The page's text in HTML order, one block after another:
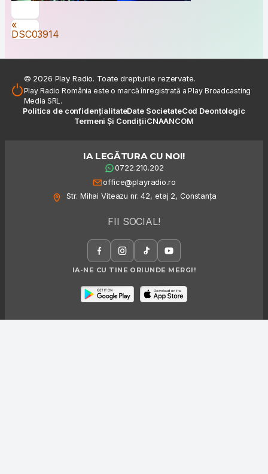
Navigare în articole
«
DSC03914
© 2026 Play Radio. Toate drepturile rezervate.
Play Radio România este o marcă înregistrată a Play Broadcasting
Media SRL.
Politica de confidențialitateDate SocietateCod Deontologic
Termeni Și CondițiiCNAANCOM
IA LEGĂTURA CU NOI!
0722.210.202
office@playradio.ro
Str. Mihai Viteazu nr. 42, etaj 2, Constanța
FII SOCIAL!
IA-NE CU TINE ORIUNDE MERGI!